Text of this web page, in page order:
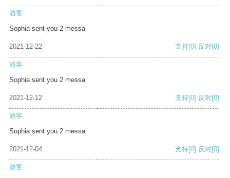
游客
Sophia sent you 2 messa
2021-12-22 支持[0] 反对[0]
游客
Sophia sent you 2 messa
2021-12-12 支持[0] 反对[0]
游客
Sophia sent you 2 messa
2021-12-04 支持[0] 反对[0]
游客